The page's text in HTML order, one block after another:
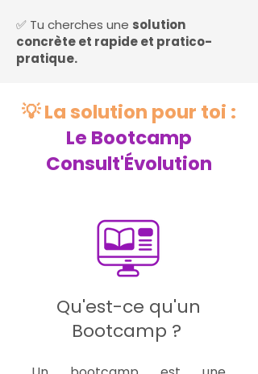
✅ Tu cherches une solution
concrète et rapide et pratico-
pratique.
💡 La solution pour toi :
Le Bootcamp
Consult'Évolution
Qu'est-ce qu'un
Bootcamp ?